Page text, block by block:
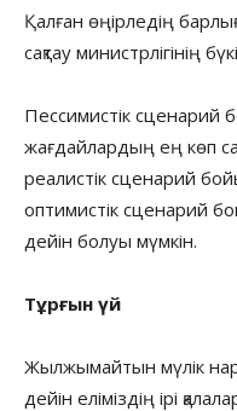
Қалған өңірледің
сақтау министрлігінің
Пессимистік сценарий
жағдайлардың ең көп
реалистік сценарий
оптимистік сценарий
дейін болуы мүмкін.
Тұрғын үй
Жылжымайтын мүлік
дейін еліміздің ірі